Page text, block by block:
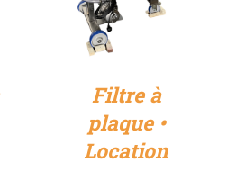
Filtre à
plaque •
Location